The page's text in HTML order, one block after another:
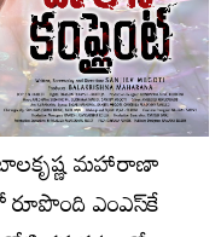
బాలకృష్ణ మహారాణా
రూపొంది ఎంఎస్‌కే